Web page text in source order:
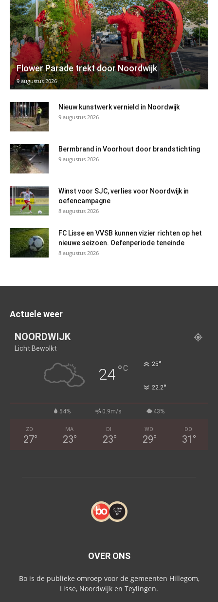
Flower Parade trekt door Noordwijk
9 augustus 2026
Nieuw kunstwerk vernield in Noordwijk
9 augustus 2026
Bermbrand in Voorhout door brandstichting
9 augustus 2026
Winst voor SJC, verlies voor Noordwijk in
oefencampagne
8 augustus 2026
FC Lisse en VVSB kunnen vizier richten op het
nieuwe seizoen. Oefenperiode teneinde
8 augustus 2026
Actuele weer
NOORDWIJK
Licht Bewolkt
24°C 25°
22.2°
54% 0.9m/s 43%
ZO
27°
MA
23°
DI
23°
WO
29°
DO
31 °
OVER ONS
Bo is de publieke omroep voor de gemeenten Hillegom,
Lisse, Noordwijk en Teylingen.